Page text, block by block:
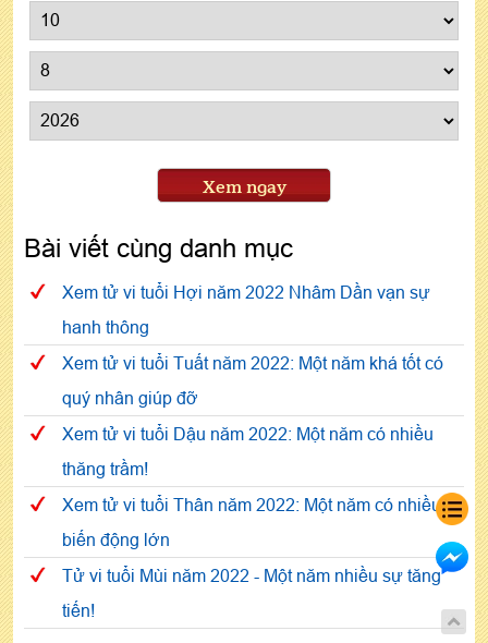
Xem ngay
Bài viết cùng danh mục
Xem tử vi tuổi Hợi năm 2022 Nhâm Dần vạn sự
hanh thông
Xem tử vi tuổi Tuất năm 2022: Một năm khá tốt có
quý nhân giúp đỡ
Xem tử vi tuổi Dậu năm 2022: Một năm có nhiều
thăng trầm!
Xem tử vi tuổi Thân năm 2022: Một năm có nhiều
biến động lớn
Tử vi tuổi Mùi năm 2022 - Một năm nhiều sự tăng
tiến!